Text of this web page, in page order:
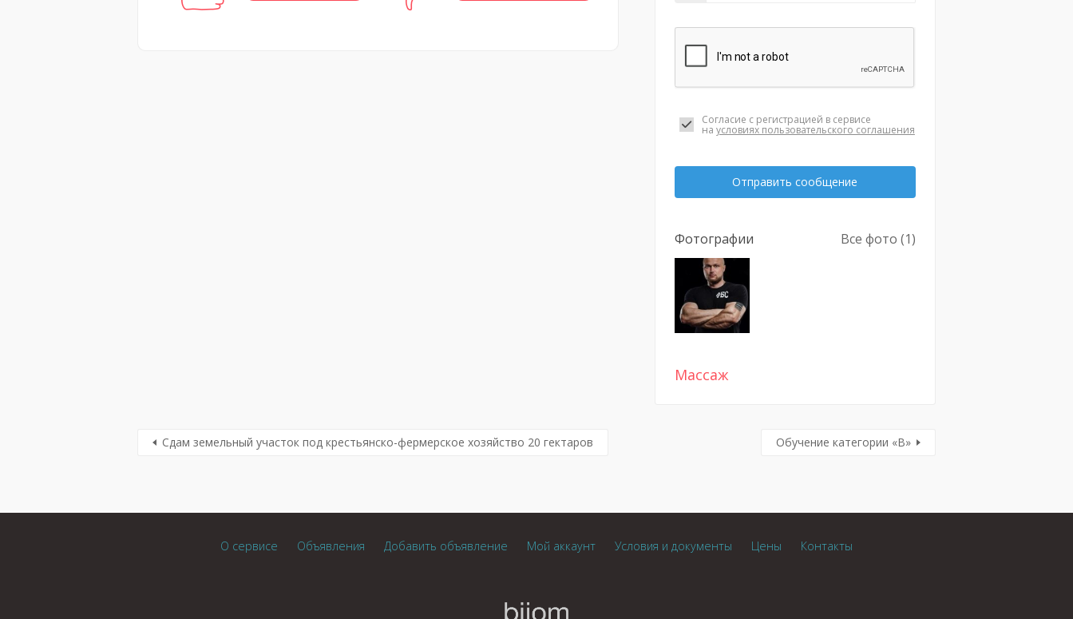
Согласие с регистрацией в сервисе
на условиях пользовательского соглашения
Отправить сообщение
Фотографии Все фото (1)
Массаж
Сдам земельный участок под крестьянско-фермерское хозяйство 20 гектаров Обучение категории «В»
О сервисе Объявления Добавить объявление Мой аккаунт Условия и документы Цены Контакты